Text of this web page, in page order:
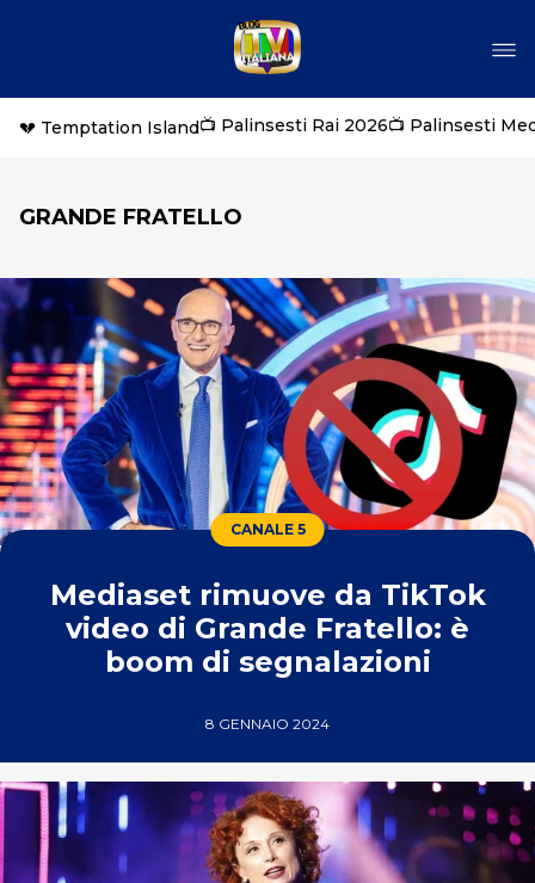
💔 Temptation Island📺 Palinsesti Rai 2026📺 Palinsesti
GRANDE FRATELLO
CANALE 5
Mediaset rimuove da TikTok
video di Grande Fratello: è
boom di segnalazioni
8 GENNAIO 2024